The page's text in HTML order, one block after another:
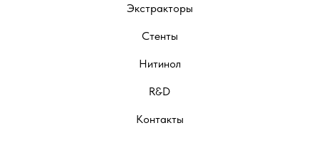
Экстракторы
Стенты
Нитинол
R&D
Контакты